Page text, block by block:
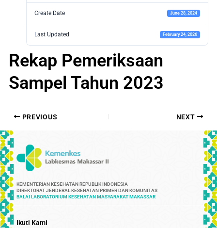
Create Date June 28, 2024
Last Updated February 24, 2026
Rekap Pemeriksaan
Sampel Tahun 2023
PREVIOUS NEXT
KEMENTERIAN KESEHATAN REPUBLIK INDONESIA
DIREKTORAT JENDERAL KESEHATAN PRIMER DAN KOMUNITAS
BALAI LABORATORIUM KESEHATAN MASYARAKAT MAKASSAR
Ikuti Kami